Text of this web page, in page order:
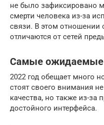
не было зафиксировано
смерти человека из-за
связи. В этом отношении
отличаются от сетей
Самые ожидаемые
2022 год обещает много
стоят своего внимания
качества, но также из-
достойного интерфейса.